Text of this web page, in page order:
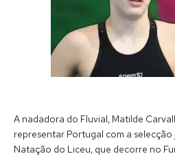
A nadadora do Fluvial, Matilde
representar Portugal com a
Natação do Liceu, que decorre no